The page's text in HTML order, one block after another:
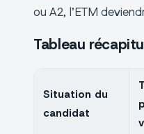
ou A2, l’ETM
Tableau
Situation du
candidat